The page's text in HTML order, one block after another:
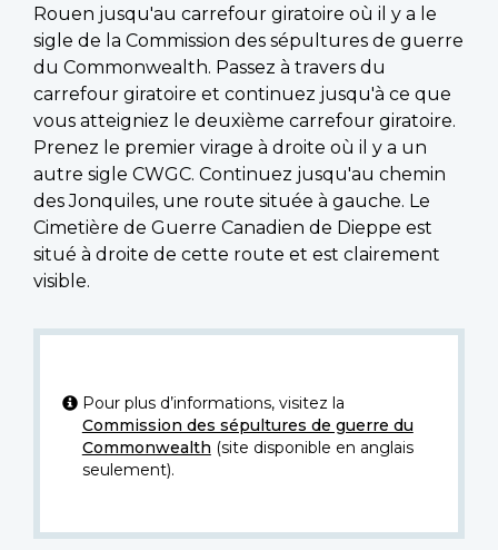
Rouen jusqu'au carrefour giratoire où il y a le
sigle de la Commission des sépultures de guerre
du Commonwealth. Passez à travers du
carrefour giratoire et continuez jusqu'à ce que
vous atteigniez le deuxième carrefour giratoire.
Prenez le premier virage à droite où il y a un
autre sigle CWGC. Continuez jusqu'au chemin
des Jonquiles, une route située à gauche. Le
Cimetière de Guerre Canadien de Dieppe est
situé à droite de cette route et est clairement
visible.
Pour plus d’informations, visitez la
Commission des sépultures de guerre du
Commonwealth (site disponible en anglais
seulement).